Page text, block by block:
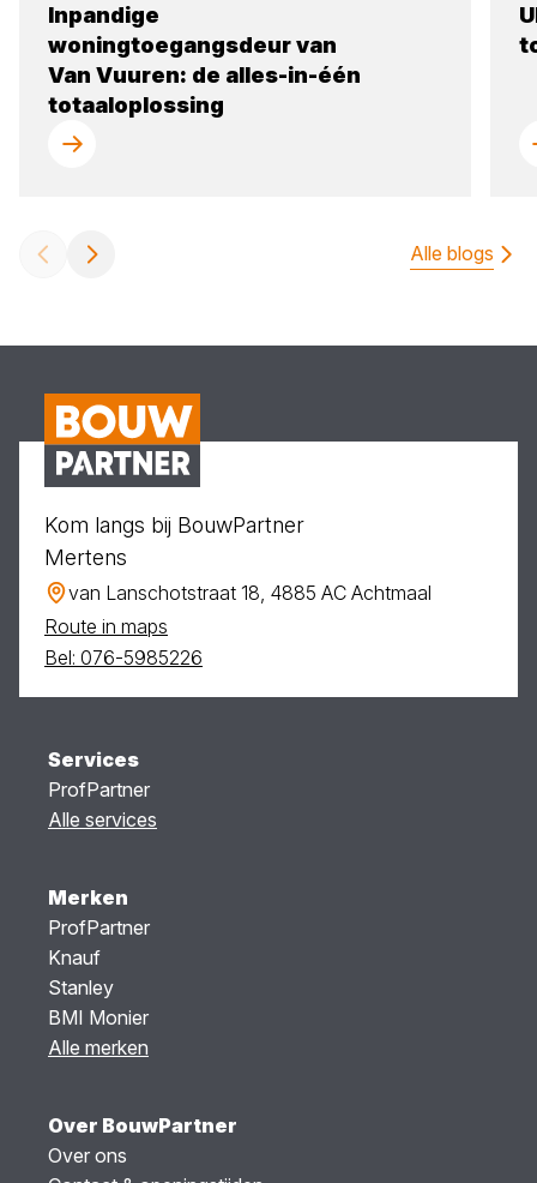
Inpandige
woningtoegangsdeur van
Van Vuuren: de alles-in-één
totaaloplossing
Alle blogs
Kom langs bij BouwPartner
Mertens
van Lanschotstraat 18, 4885 AC Achtmaal
Route in maps
Bel: 076-5985226
Services
ProfPartner
Alle services
Merken
ProfPartner
Knauf
Stanley
BMI Monier
Alle merken
Over BouwPartner
Over ons